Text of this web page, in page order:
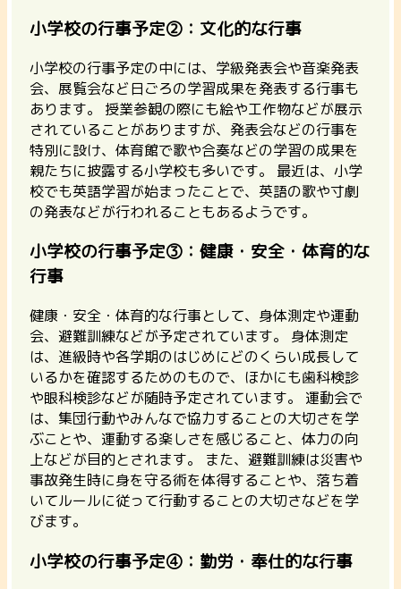
小学校の行事予定②：文化的な行事
小学校の行事予定の中には、学級発表会や音楽発表
会、展覧会など日ごろの学習成果を発表する行事も
あります。 授業参観の際にも絵や工作物などが展示
されていることがありますが、発表会などの行事を
特別に設け、体育館で歌や合奏などの学習の成果を
親たちに披露する小学校も多いです。
最近は、小学
校でも英語学習が始まったことで、英語の歌や寸劇
の発表などが行われることもあるようです。
小学校の行事予定③：健康・安全・体育的な
行事
健康・安全・体育的な行事として、身体測定や運動
会、避難訓練などが予定されています。 身体測定
は、進級時や各学期のはじめにどのくらい成長して
いるかを確認するためのもので、ほかにも歯科検診
や眼科検診などが随時予定されています。 運動会で
は、集団行動やみんなで協力することの大切さを学
ぶことや、運動する楽しさを感じること、体力の向
上などが目的とされます。
また、避難訓練は災害や
事故発生時に身を守る術を体得することや、落ち着
いてルールに従って行動することの大切さなどを学
びます。
小学校の行事予定④：勤労・奉仕的な行事